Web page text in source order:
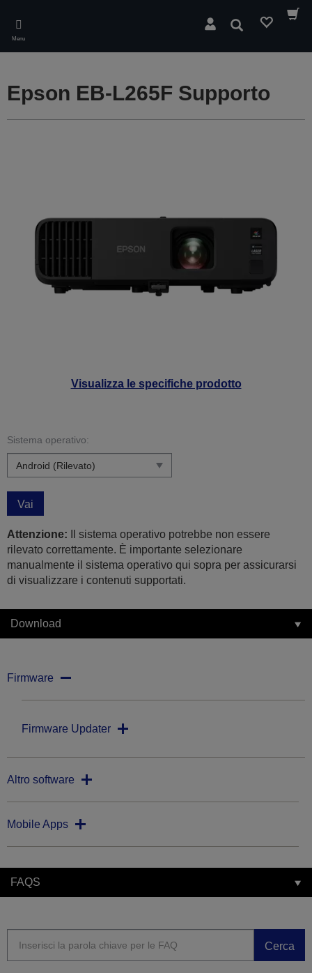
main
content
Menu
Cerca
Visualizza le specifiche prodotto
Epson EB-L265F Supporto
Sistema operativo:
Vai
Attenzione: Il sistema operativo potrebbe non essere
rilevato correttamente. È importante selezionare
manualmente il sistema operativo qui sopra per assicurarsi
di visualizzare i contenuti supportati.
Download
Firmware
Firmware Updater
Altro software
Mobile Apps
FAQS
Cerca